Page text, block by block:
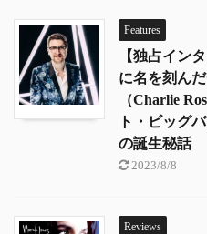
Features
【独占イン
に名を刻ん
（Charlie
ト・ビッグ
の誕生秘話
2023/8/8
Reviews